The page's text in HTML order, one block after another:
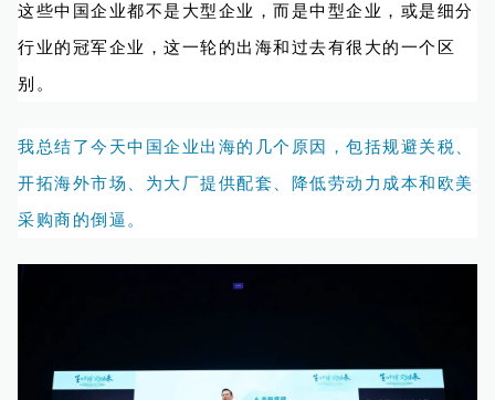
这些中国企业都不是大型企业，而是中型企业，或是细分
行业的冠军企业，这一轮的出海和过去有很大的一个区
别。
我总结了今天中国企业出海的几个原因，包括规避关税、
开拓海外市场、为大厂提供配套、降低劳动力成本和欧美
采购商的倒逼。